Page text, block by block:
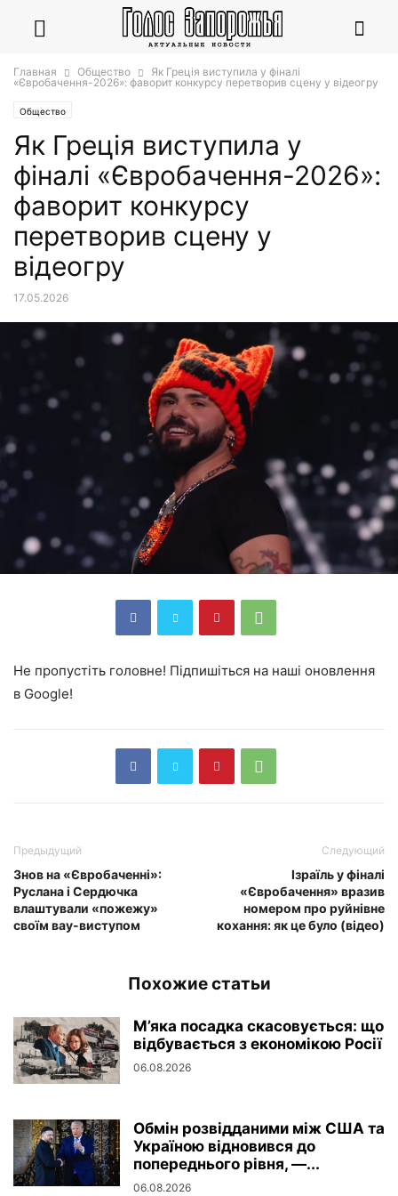
Главная Общество
Як Греція виступила у фіналі
«Євробачення-2026»: фаворит конкурсу перетворив сцену у відеогру
Общество
Як Греція виступила у
фіналі «Євробачення-2026»:
фаворит конкурсу
перетворив сцену у
відеогру
17.05.2026
Не пропустіть головне! Підпишіться на наші оновлення
в Google!
Предыдущий
Знов на «Євробаченні»:
Руслана і Сердючка
влаштували «пожежу»
своїм вау-виступом
Следующий
Ізраїль у фіналі
«Євробачення» вразив
номером про руйнівне
кохання: як це було (відео)
Похожие статьи
М’яка посадка скасовується: що
відбувається з економікою Росії
06.08.2026
Обмін розвідданими між США та
Україною відновився до
попереднього рівня, —...
06.08.2026